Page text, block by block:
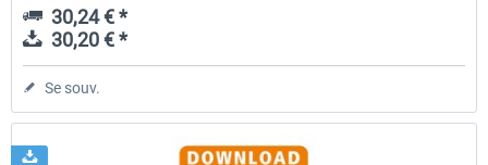
30,24 € *
30,20 € *
Se souv.